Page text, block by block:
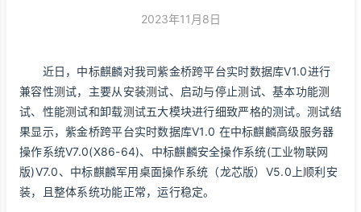
2023年11月8日
近日，中标麒麟对我司紫金桥跨平台实时数据库V1.0进行
兼容性测试，主要从安装测试、启动与停止测试、基本功能测
试、性能测试和卸载测试五大模块进行细致严格的测试。测试结
果显示，紫金桥跨平台实时数据库V1.0 在中标麒麟高级服务器
操作系统V7.0(X86-64)、中标麒麟安全操作系统(工业物联网
版)V7.0、中标麒麟军用桌面操作系统（龙芯版）V5.0上顺利安
装，且整体系统功能正常，运行稳定。